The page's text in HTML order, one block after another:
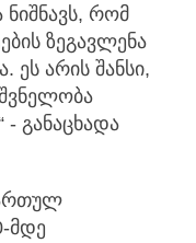
ნიშნავს, რომ
ზეგავლენა
ეს არის შანსი,
განაცხადა
მდე